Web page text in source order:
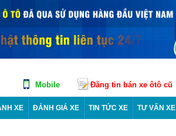
Mobile Đăng tin bán xe ôtô cũ
XE ĐÁNH GIÁ XE TIN TỨC XE TƯ VẤN XE